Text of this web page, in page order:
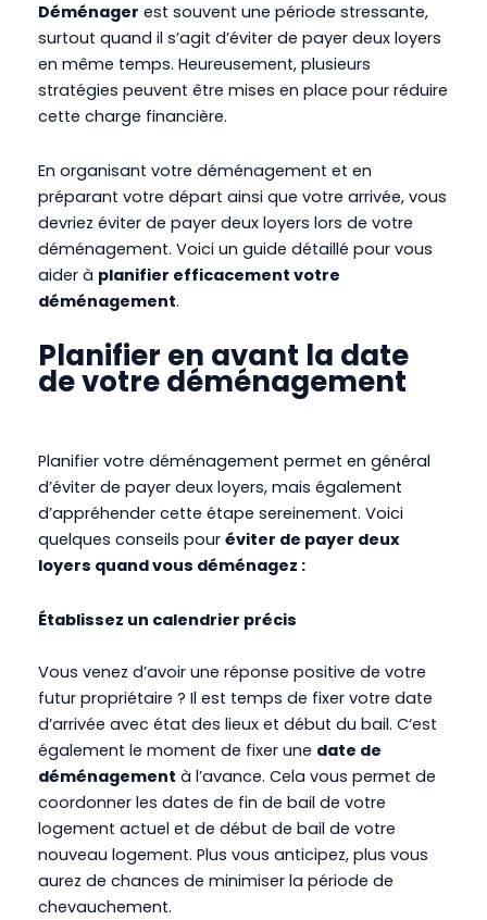
Déménager est souvent une période stressante,
surtout quand il s’agit d’éviter de payer deux loyers
en même temps. Heureusement, plusieurs
stratégies peuvent être mises en place pour réduire
cette charge financière.
En organisant votre déménagement et en
préparant votre départ ainsi que votre arrivée, vous
devriez éviter de payer deux loyers lors de votre
déménagement. Voici un guide détaillé pour vous
aider à planifier efficacement votre
déménagement.
Planifier en avant la date
de votre déménagement
Planifier votre déménagement permet en général
d’éviter de payer deux loyers, mais également
d’appréhender cette étape sereinement. Voici
quelques conseils pour éviter de payer deux
loyers quand vous déménagez :
Établissez un calendrier précis
Vous venez d’avoir une réponse positive de votre
futur propriétaire ? Il est temps de fixer votre date
d’arrivée avec état des lieux et début du bail. C‘est
également le moment de fixer une date de
déménagement à l’avance. Cela vous permet de
coordonner les dates de fin de bail de votre
logement actuel et de début de bail de votre
nouveau logement. Plus vous anticipez, plus vous
aurez de chances de minimiser la période de
chevauchement.